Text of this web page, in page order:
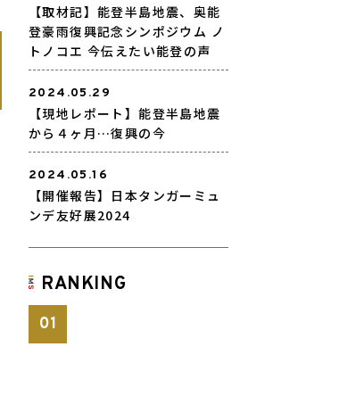
【取材記】能登半島地震、奥能
登豪雨復興記念シンポジウム ノ
トノコエ 今伝えたい能登の声
2024.05.29
【現地レポート】能登半島地震
から４ヶ月…復興の今
2024.05.16
【開催報告】日本タンガーミュ
ンデ友好展2024
RANKING